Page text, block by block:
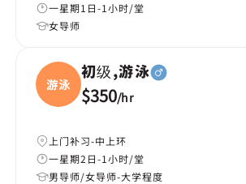
一星期1日-1小时/堂
女导师
游泳
初级,游泳
$350/hr
上门补习-中上环
一星期2日-1小时/堂
男导师/女导师-大学程度